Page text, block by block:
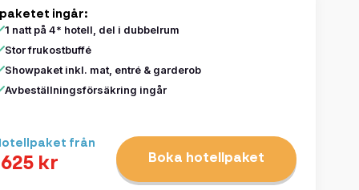
15
22
29
5
ingår:
1 natt på 4* hotell, del i dubbelrum
Stor frukostbuffé
Showpaket inkl. mat, entré & garderob
Avbeställningsförsäkring ingår
från
kr Boka hotellpaket